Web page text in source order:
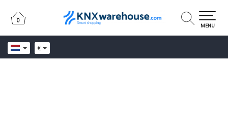
€
0
0
MENU